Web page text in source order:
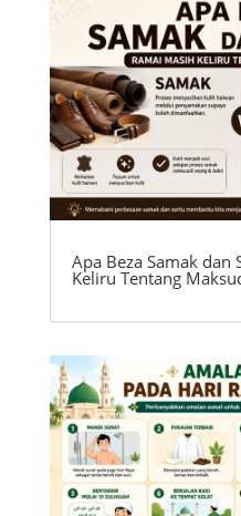
Apa Beza Samak dan
Keliru Tentang